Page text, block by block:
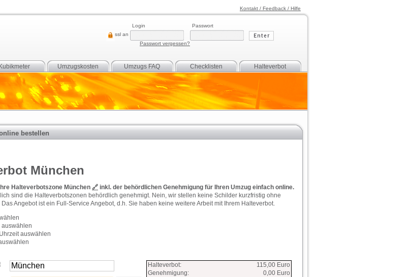
Kontakt / Feedback / Hilfe
ssl an
Login Passwort
Passwort vergessen?
Halteverbot
Checklisten
Umzugs FAQ
Umzugskosten
bestellen
München
Halteverbotszone München 🔗 inkl. der behördlichen Genehmigung für Ihren Umzug einfach online.
sind die Halteverbotszonen behördlich genehmigt. Nein, wir stellen keine Schilder kurzfristig ohne
Angebot ist ein Full-Service Angebot, d.h. Sie haben keine weitere Arbeit mit Ihrem Halteverbot.
auswählen
auswählen
Halteverbot:
115,00 Euro
Genehmigung:
0,00 Euro